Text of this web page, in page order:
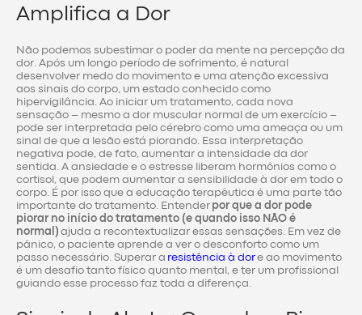
Amplifica a Dor
Não podemos subestimar o poder da mente na percepção da
dor. Após um longo período de sofrimento, é natural
desenvolver medo do movimento e uma atenção excessiva
aos sinais do corpo, um estado conhecido como
hipervigilância. Ao iniciar um tratamento, cada nova
sensação – mesmo a dor muscular normal de um exercício –
pode ser interpretada pelo cérebro como uma ameaça ou um
sinal de que a lesão está piorando. Essa interpretação
negativa pode, de fato, aumentar a intensidade da dor
sentida. A ansiedade e o estresse liberam hormônios como o
cortisol, que podem aumentar a sensibilidade à dor em todo o
corpo. É por isso que a educação terapêutica é uma parte tão
importante do tratamento. Entender por que a dor pode
piorar no início do tratamento (e quando isso NÃO é
normal) ajuda a recontextualizar essas sensações. Em vez de
pânico, o paciente aprende a ver o desconforto como um
passo necessário. Superar a resistência à dore ao movimento
é um desafio tanto físico quanto mental, e ter um profissional
guiando esse processo faz toda a diferença.